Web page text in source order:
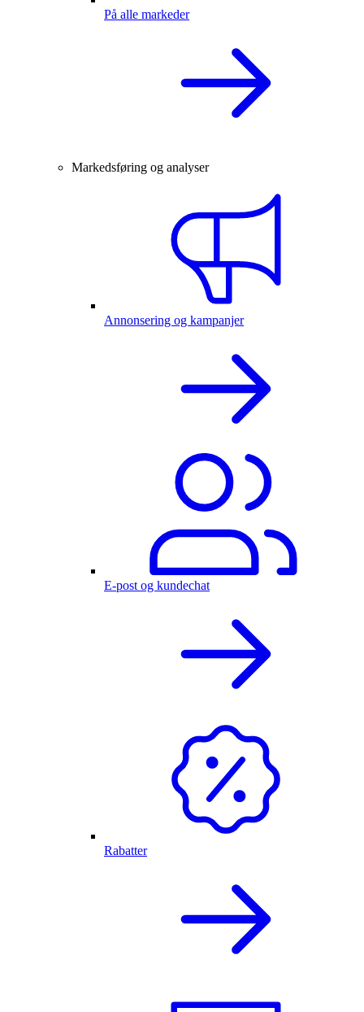
På alle markeder
Markedsføring og analyser
Annonsering og kampanjer
E-post og kundechat
Rabatter